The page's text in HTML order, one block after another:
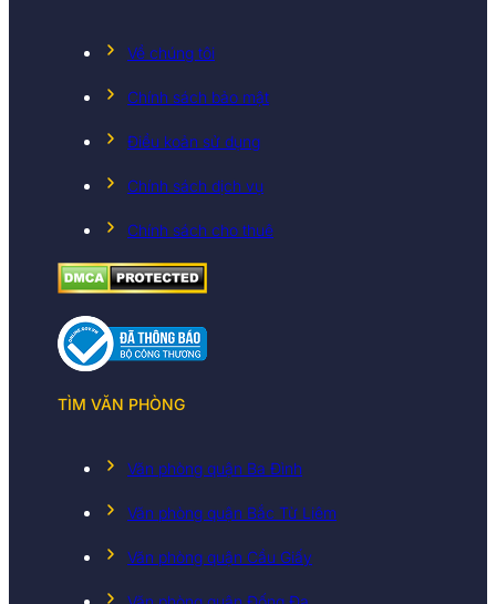
Về chúng tôi
Chính sách bảo mật
Điều koản sử dụng
Chính sách dịch vụ
Chính sách cho thuê
TÌM VĂN PHÒNG
Văn phòng quận Ba Đình
Văn phòng quận Bắc Từ Liêm
Văn phòng quận Cầu Giấy